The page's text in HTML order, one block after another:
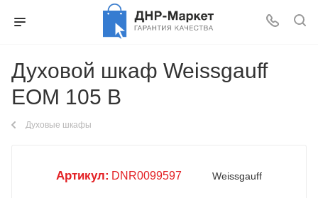
Духовой шкаф Weissgauff
EOM 105 B
Духовые шкафы
Артикул: DNR0099597 Weissgauff